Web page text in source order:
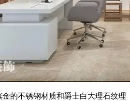
的不锈钢材质和爵士白大理石纹理